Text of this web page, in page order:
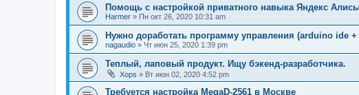
Помощь с настройкой приватного навыка Яндекс
Harmer » Пн окт 26, 2020 10:31 am
Нужно доработать программу управления (arduino ide
nagaudio » Чт июн 25, 2020 1:39 pm
Теплый, лаповый продукт. Ищу бэкенд-разработчика.
Xops » Вт июн 02, 2020 4:52 pm
Требуется настройка MegaD-2561 в Москве